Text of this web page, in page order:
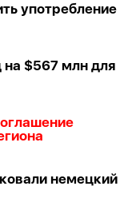
употребление
на $567 млн для
немецкий